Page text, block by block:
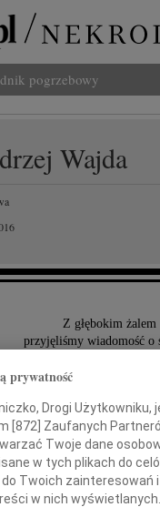
pogrzebowy
Wajda
Z głębokim żalem
przyjęliśmy wiadomość o
Andrzeja
reżysera filmowego,
współtwórcy polskiej
doktora honoris
Akademii Sztuk Pięknych w
prywatność
Drogi
[ 872 ] Zaufanych
Twoje dane
w tych plikach do
Twoich zainteresowań
w nich